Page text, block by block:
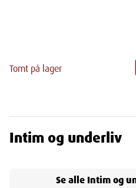
Tomt på lager
Intim og underliv
Se alle Intim og